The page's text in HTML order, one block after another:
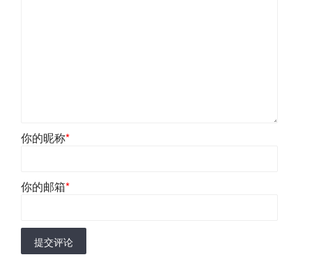
你的昵称*
你的邮箱*
提交评论